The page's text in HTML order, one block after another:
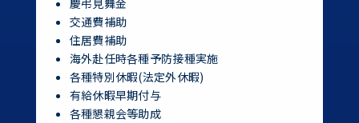
慶弔見舞金
交通費補助
住居費補助
海外赴任時各種予防接種実施
各種特別休暇(法定外休暇)
有給休暇早期付与
各種懇親会等助成